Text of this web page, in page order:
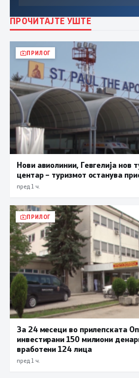
ПРОЧИТАЈТЕ УШТЕ
ПРИЛОГ
Нови авиолинии, Гевгелија нов
центар – туризмот останува
пред 1 ч.
ПРИЛОГ
За 24 месеци во прилепската
инвестирани 150 милиони
вработени 124 лица
пред 1 ч.